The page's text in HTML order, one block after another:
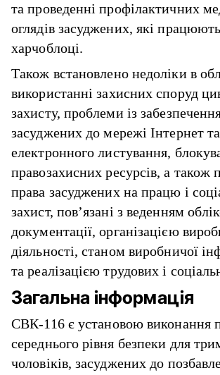
та проведенні профілактичних
оглядів засуджених, які
харчоблоці.
Також встановлено недоліки в
використанні захисних споруд
захисту, проблеми із
засуджених до мережі Інтернет та
електронного листування,
правозахисних ресурсів, а також
права засуджених на працю і
захист, пов’язані з веденням
документації, організацією
діяльності, станом виробничої
та реалізацією трудових і
Загальна інформація
СВК-116 є установою виконання
середнього рівня безпеки для
чоловіків, засуджених до